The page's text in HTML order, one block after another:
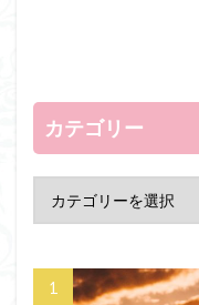
カテゴリー